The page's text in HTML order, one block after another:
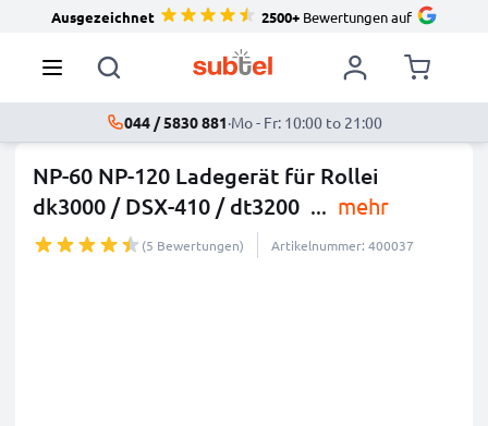
Ausgezeichnet 2500+Bewertungen auf
044 / 5830 881·Mo - Fr: 10:00 to 21:00
NP-60 NP-120 Ladegerät für Rollei
dk3000 / DSX-410 / dt3200 ... mehr
(5 Bewertungen) Artikelnummer: 400037